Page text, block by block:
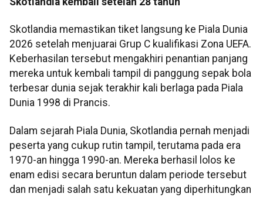
Skotlandia memastikan tiket langsung ke Piala Dunia
2026 setelah menjuarai Grup C kualifikasi Zona UEFA.
Keberhasilan tersebut mengakhiri penantian panjang
mereka untuk kembali tampil di panggung sepak bola
terbesar dunia sejak terakhir kali berlaga pada Piala
Dunia 1998 di Prancis.
Dalam sejarah Piala Dunia, Skotlandia pernah menjadi
peserta yang cukup rutin tampil, terutama pada era
1970-an hingga 1990-an. Mereka berhasil lolos ke
enam edisi secara beruntun dalam periode tersebut
dan menjadi salah satu kekuatan yang diperhitungkan